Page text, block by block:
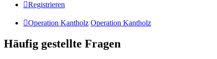
Registrieren
Operation Kantholz Operation Kantholz
Häufig gestellte Fragen